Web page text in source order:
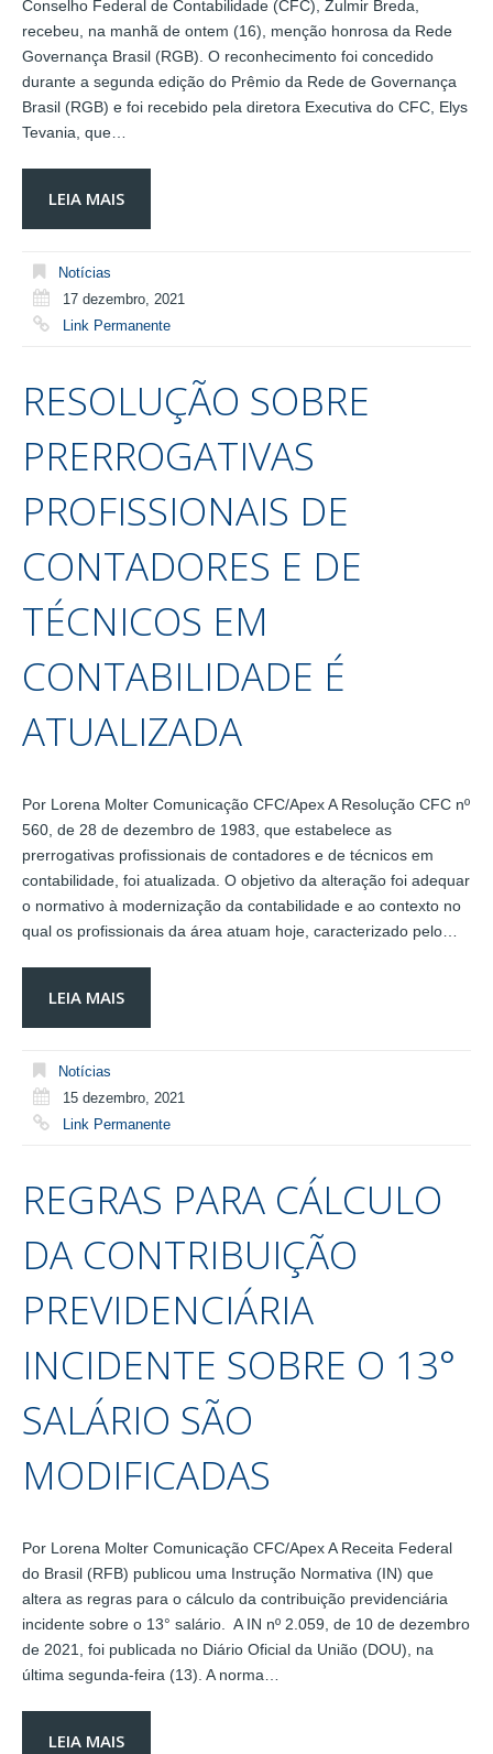
Conselho Federal de Contabilidade (CFC), Zulmir Breda,
recebeu, na manhã de ontem (16), menção honrosa da Rede
Governança Brasil (RGB). O reconhecimento foi concedido
durante a segunda edição do Prêmio da Rede de Governança
Brasil (RGB) e foi recebido pela diretora Executiva do CFC, Elys
Tevania, que…
LEIA MAIS
Notícias
17 dezembro, 2021
Link Permanente
RESOLUÇÃO SOBRE
PRERROGATIVAS
PROFISSIONAIS DE
CONTADORES E DE
TÉCNICOS EM
CONTABILIDADE É
ATUALIZADA
Por Lorena Molter Comunicação CFC/Apex A Resolução CFC nº
560, de 28 de dezembro de 1983, que estabelece as
prerrogativas profissionais de contadores e de técnicos em
contabilidade, foi atualizada. O objetivo da alteração foi adequar
o normativo à modernização da contabilidade e ao contexto no
qual os profissionais da área atuam hoje, caracterizado pelo…
LEIA MAIS
Notícias
15 dezembro, 2021
Link Permanente
REGRAS PARA CÁLCULO
DA CONTRIBUIÇÃO
PREVIDENCIÁRIA
INCIDENTE SOBRE O 13°
SALÁRIO SÃO
MODIFICADAS
Por Lorena Molter Comunicação CFC/Apex A Receita Federal
do Brasil (RFB) publicou uma Instrução Normativa (IN) que
altera as regras para o cálculo da contribuição previdenciária
incidente sobre o 13° salário. A IN nº 2.059, de 10 de dezembro
de 2021, foi publicada no Diário Oficial da União (DOU), na
última segunda-feira (13). A norma…
LEIA MAIS